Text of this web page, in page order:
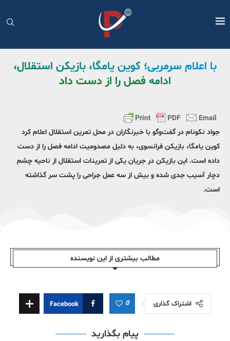
با اعلام سرمربی؛ کوین یامگا، بازیکن استقلال،
ادامه فصل را از دست داد
جواد نکونام در گفت‌وگو با خبرنگاران در محل تمرین استقلال اعلام کرد
کوین یامگا، بازیکن فرانسوی، به دلیل مصدومیت ادامه فصل را از دست
داده است. این بازیکن در جریان یکی از تمرینات استقلال از ناحیه چشم
دچار آسیب جدی شده و بیش از سه عمل جراحی را پشت سر گذاشته
است.
مطالب بیشتری از این نویسندە
اشتراک گذاری 0
Facebook
پیام بگذارید